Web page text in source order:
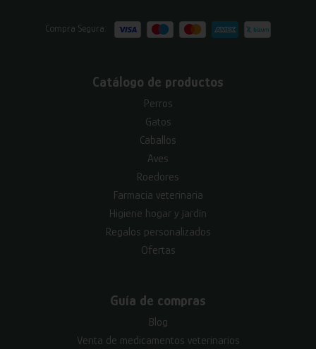
Compra Segura:
Catálogo de productos
Perros
Gatos
Caballos
Aves
Roedores
Farmacia veterinaria
Higiene hogar y jardín
Regalos personalizados
Ofertas
Guía de compras
Blog
Venta de medicamentos veterinarios